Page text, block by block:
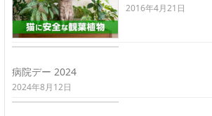
2016年4月21日
病院デー 2024
2024年8月12日